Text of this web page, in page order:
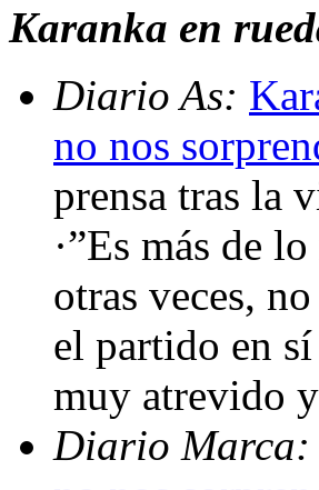
Karanka en
Diario As:
no nos
prensa tras la
·”Es más de
otras veces,
el partido en
muy atrevido
Diario Marca: